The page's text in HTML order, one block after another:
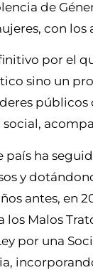
de
con
por el
sino un
país ha
y
antes, en
los Malos
por una